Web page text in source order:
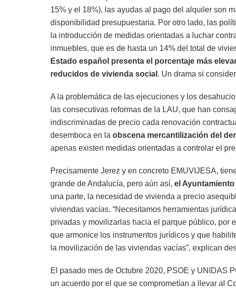
15% y el 18%), las ayudas al pago del alquiler son
disponibilidad presupuestaria. Por otro lado, las
la introducción de medidas orientadas a luchar
inmuebles, que es de hasta un 14% del total de
Estado español presenta el porcentaje más
reducidos de vivienda social . Un drama si
A la problemática de las ejecuciones y los
las consecutivas reformas de la LAU, que han
indiscriminadas de precio cada renovación
desemboca en la obscena mercantilización del
apenas existen medidas orientadas a controlar el
Precisamente Jerez y en concreto EMUVIJESA,
grande de Andalucía, pero aún así, el
una parte, la necesidad de vivienda a precio
viviendas vacías. “Necesitamos herramientas
privadas y movilizarlas hacia el parque público, por
que armonice los instrumentos jurídicos y que
la movilización de las viviendas vacías”, explican
El pasado mes de Octubre 2020, PSOE y UNIDAS
un acuerdo por el que se comprometían a llevar al